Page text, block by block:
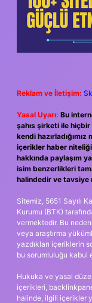
Reklam ve İletişim:
Yasal Uyarı: Bu
şahıs şirketi ile hiçbir
kendi
içerikler haber
hakkında paylaşım
isim benzerlikleri
halindedir ve tavsiye
Sitemiz, 5651 Sayılı
Kurumu (BTK)
vermektedir. Bu
veya araştırma
yazdıkları içeriklerin
bu sorumluluğu kabul
Hukuka ve yasal
içerikleri,
halinde, ilgili içerikler